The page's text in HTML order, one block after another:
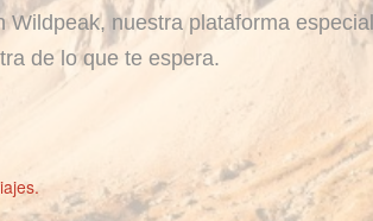
nuestra plataforma
de lo que te espera.